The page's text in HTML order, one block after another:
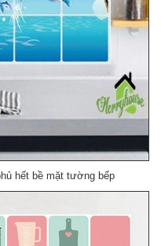
hết bề mặt tường bếp